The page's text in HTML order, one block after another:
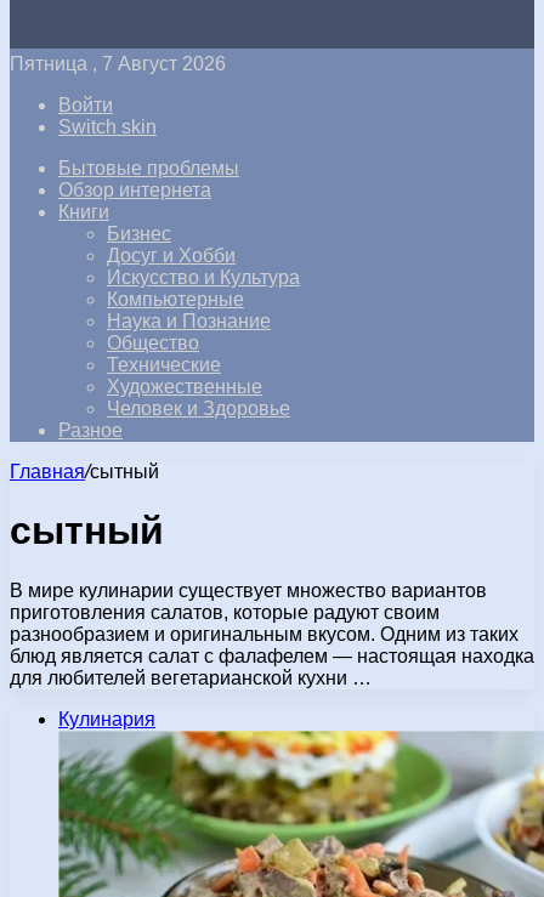
Пятница , 7 Август 2026
Войти
Switch skin
Бытовые проблемы
Обзор интернета
Книги
Бизнес
Досуг и Хобби
Искусство и Культура
Компьютерные
Наука и Познание
Общество
Технические
Художественные
Человек и Здоровье
Разное
Главная/сытный
сытный
В мире кулинарии существует множество вариантов
приготовления салатов, которые радуют своим
разнообразием и оригинальным вкусом. Одним из таких
блюд является салат с фалафелем — настоящая находка
для любителей вегетарианской кухни …
Кулинария